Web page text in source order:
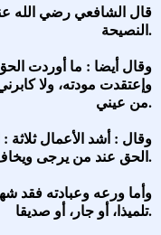
قال الشافعي رضي الله
النصيحة.
وقال أيضا : ما أوردت
وإعتقدت مودته، ولا
من عيني.
وقال : أشد الأعمال
الحق عند من يرجى ويخاف.
وأما ورعه وعبادته فقد
تلميذا، أو جار، أو صديقا.